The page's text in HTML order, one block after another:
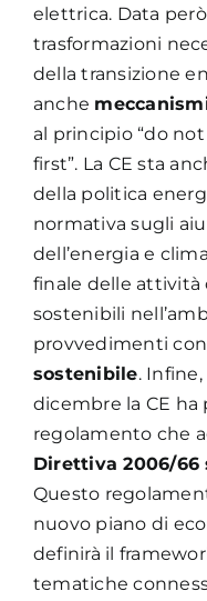
elettrica. Data
trasformazioni
della transizione
anche
al principio “do
first”. La CE sta
della politica
normativa sugli
dell’energia e
finale delle attività
sostenibili
provvedimenti
sostenibile.
dicembre la CE
regolamento che
Direttiva 2006/
Questo
nuovo piano di
definirà il
tematiche